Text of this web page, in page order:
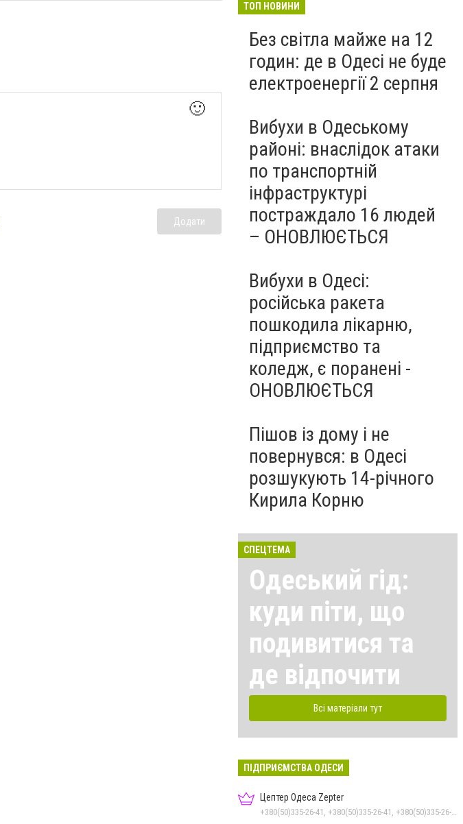
🙂
Додати
ТОП НОВИНИ
Без світла майже на 12
годин: де в Одесі не буде
електроенергії 2 серпня
Вибухи в Одеському
районі: внаслідок атаки
по транспортній
інфраструктурі
постраждало 16 людей
– ОНОВЛЮЄТЬСЯ
Вибухи в Одесі:
російська ракета
пошкодила лікарню,
підприємство та
коледж, є поранені -
ОНОВЛЮЄТЬСЯ
Пішов із дому і не
повернувся: в Одесі
розшукують 14-річного
Кирила Корню
СПЕЦТЕМА
Одеський гід:
куди піти, що
подивитися та
де відпочити
Всі матеріали тут
ПІДПРИЄМСТВА ОДЕСИ
Цептер Одеса Zepter